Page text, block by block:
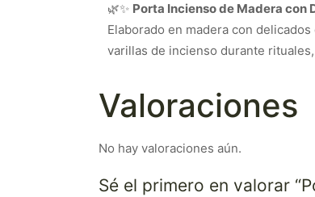
🌿✨ Porta Incienso de Madera con
Elaborado en madera con
varillas de incienso durante
Valoraciones
No hay valoraciones aún.
Sé el primero en valorar